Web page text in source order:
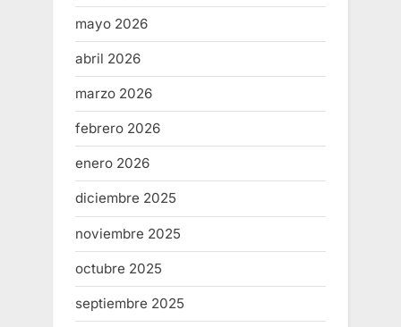
mayo 2026
abril 2026
marzo 2026
febrero 2026
enero 2026
diciembre 2025
noviembre 2025
octubre 2025
septiembre 2025